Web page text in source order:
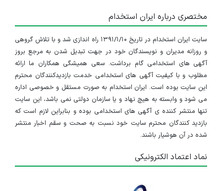
مختصری درباره ایران استخدام
سایت ایران استخدام در تاریخ ۱۳۹۱/۱/۱۰ راه اندازی شد و با تلاش گروهی
و روزانه مدیران و نویسندگان خود در جهت تبدیل شدن به مرجع بروز
آگهی های استخدامی گام برداشت. سعی همیشگی همکاران ما ارائه
مطلوب و با کیفیت آگهی های استخدامی خدمت بازدیدکنندگان محترم
این سایت بوده است. ایران استخدام به صورت مستقل و خصوصی اداره
می شود و وابسته به هیچ نهاد و یا سازمان دولتی نمی باشد، این سایت
تنها منتشر کننده ی آگهی های استخدامی بوده و بنابراین لازم است که
بازدید کنندگان محترم سایت خود نسبت به صحت و سقم اخبار منتشر
شده در آن هوشیار باشند.
نماد اعتماد الکترونیکی